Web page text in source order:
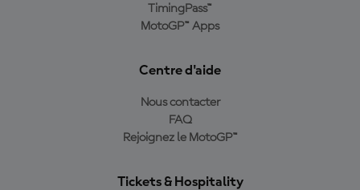
TimingPass™
MotoGP™ Apps
Centre d'aide
Nous contacter
FAQ
Rejoignez le MotoGP™
Tickets & Hospitality